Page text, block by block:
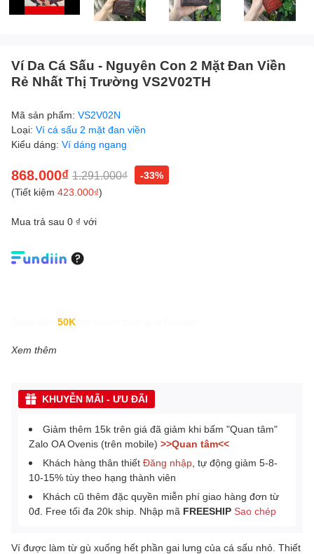
Ví Da Cá Sấu - Nguyên Con 2 Mặt Đan Viền
Rẻ Nhất Thị Trường VS2V02TH
Mã sản phẩm: VS2V02N
Loại: Ví cá sấu 2 mặt đan viền
Kiểu dáng: Ví dáng ngang
868.000₫ 1.291.000₫
-33%
(Tiết kiệm 423.000₫)
Mua trả sau 0 ₫ với
50K
Xem thêm
KHUYỄN MÃI - ƯU ĐÃI
Giảm thêm 15k trên giá đã giảm khi bấm "Quan tâm"
Zalo OA Ovenis (trên mobile) >>Quan tâm<<
Khách hàng thân thiết Đăng nhập , tự động giảm 5-8-
10-15% tùy theo hạng thành viên
Khách cũ thêm đặc quyền miễn phí giao hàng đơn từ
0đ. Free tối đa 20k ship. Nhập mã FREESHIP Sao chép
Ví được làm từ gù xuống hết phần gai lưng của cá sấu nhỏ. Thiết